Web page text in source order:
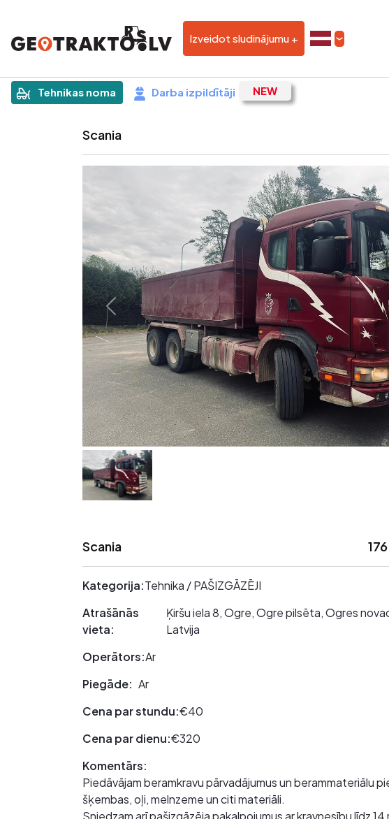
Izveidot sludinājumu +
Tehnikas noma Darba izpildītāji
|Sludinājums
Scania
Scania
Kategorija:Tehnika / PAŠIZGĀZĒJI
Atrašānās
vieta:
Ķiršu iela 8, Ogre, Ogre pilsēta, Ogres
Latvija
Operātors:Ar
Piegāde: Ar
Cena par stundu:€40
Cena par dienu:€320
Komentārs:
Piedāvājam beramkravu pārvadājumus un berammateriālu
šķembas, oļi, melnzeme un citi materiāli.
Sniedzam arī pašizgāzēja pakalpojumus ar kravnesību līdz 14